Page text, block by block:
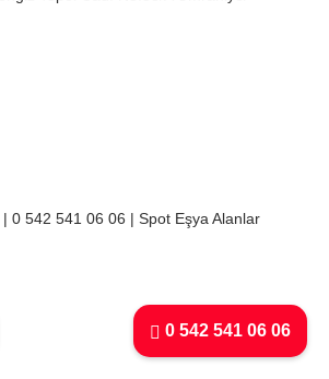
0 542 541 06 06 | Spot Eşya Alanlar
0 542 541 06 06